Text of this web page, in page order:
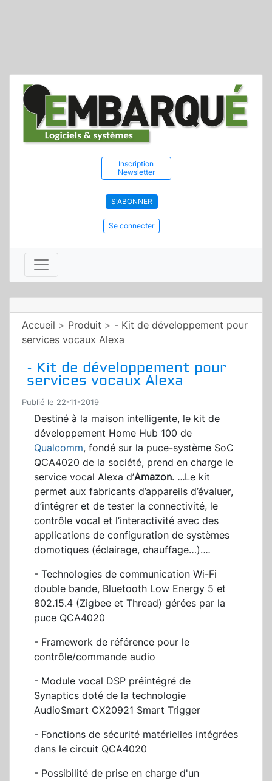
Inscription
Newsletter
S'ABONNER
Se connecter
Accueil > Produit > - Kit de développement pour
services vocaux Alexa
- Kit de développement pour
services vocaux Alexa
Publié le 22-11-2019
Destiné à la maison intelligente, le kit de
développement Home Hub 100 de
Qualcomm, fondé sur la puce-système SoC
QCA4020 de la société, prend en charge le
service vocal Alexa d’Amazon. ...Le kit
permet aux fabricants d’appareils d’évaluer,
d’intégrer et de tester la connectivité, le
contrôle vocal et l’interactivité avec des
applications de configuration de systèmes
domotiques (éclairage, chauffage…)....
- Technologies de communication Wi-Fi
double bande, Bluetooth Low Energy 5 et
802.15.4 (Zigbee et Thread) gérées par la
puce QCA4020
- Framework de référence pour le
contrôle/commande audio
- Module vocal DSP préintégré de
Synaptics doté de la technologie
AudioSmart CX20921 Smart Trigger
- Fonctions de sécurité matérielles intégrées
dans le circuit QCA4020
- Possibilité de prise en charge d'un